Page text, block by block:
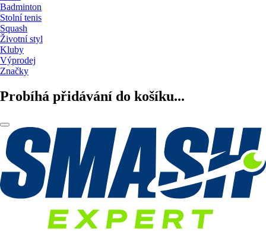
Badminton
Stolní tenis
Squash
Životní styl
Kluby
Výprodej
Značky
Probíhá přidávání do košíku...